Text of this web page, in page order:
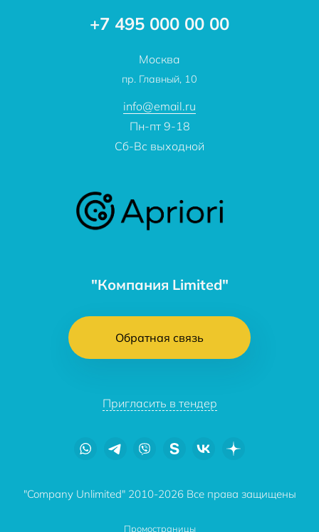
"Компания Limited"
Обратная связь
Пригласить в тендер
+7 495 000 00 00
Москва
пр. Главный, 10
info@email.ru
Пн-пт 9-18
Сб-Вс выходной
"Company Unlimited" 2010-2026 Все права защищены
Промостраницы